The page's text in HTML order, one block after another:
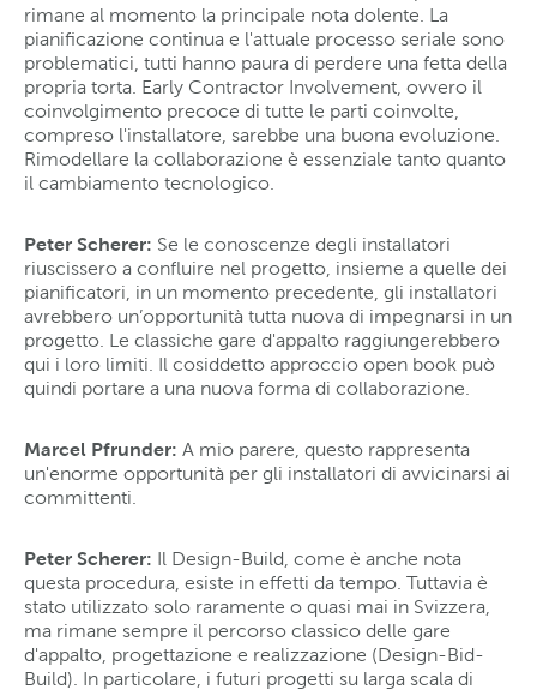
rimane al momento la principale nota dolente. La
pianificazione continua e l'attuale processo seriale sono
problematici, tutti hanno paura di perdere una fetta della
propria torta. Early Contractor Involvement, ovvero il
coinvolgimento precoce di tutte le parti coinvolte,
compreso l'installatore, sarebbe una buona evoluzione.
Rimodellare la collaborazione è essenziale tanto quanto
il cambiamento tecnologico.
Peter Scherer: Se le conoscenze degli installatori
riuscissero a confluire nel progetto, insieme a quelle dei
pianificatori, in un momento precedente, gli installatori
avrebbero un’opportunità tutta nuova di impegnarsi in un
progetto. Le classiche gare d'appalto raggiungerebbero
qui i loro limiti. Il cosiddetto approccio open book può
quindi portare a una nuova forma di collaborazione.
Marcel Pfrunder: A mio parere, questo rappresenta
un'enorme opportunità per gli installatori di avvicinarsi ai
committenti.
Peter Scherer: Il Design-Build, come è anche nota
questa procedura, esiste in effetti da tempo. Tuttavia è
stato utilizzato solo raramente o quasi mai in Svizzera,
ma rimane sempre il percorso classico delle gare
d'appalto, progettazione e realizzazione (Design-Bid-
Build). In particolare, i futuri progetti su larga scala di